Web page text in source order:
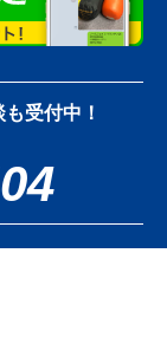
受付中！